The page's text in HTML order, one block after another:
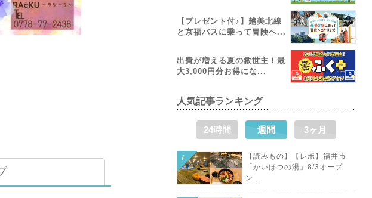
【プレゼント付♪】越美北線
と京福バスに乗って冒険へ...
出費が増える夏の救世主！最
大3,000円分お得にな...
人気記事ランキング
24時間 週間 3ヶ月
【読みもの】【レポ】福井市
「かいほつの湯」8/3オープ
ン...